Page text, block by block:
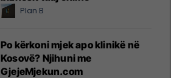
Plan B
Po kërkoni mjek apo klinikë në
Kosovë? Njihuni me
GjejeMjekun.com